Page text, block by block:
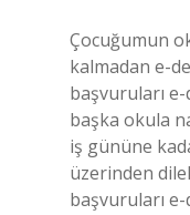
Çocuğumun
kalmadan e-
başvuruları
başka okula
iş gününe
üzerinden
başvuruları